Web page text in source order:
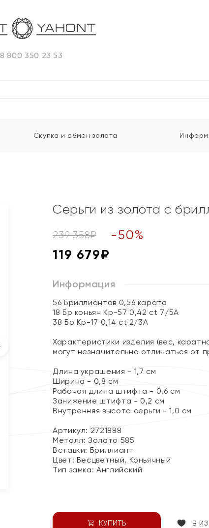
8 800 350 23 53
Скупка и обмен золота
Серьги из золота с
239 358₽ -50%
119 679₽
Информация
56 Бриллиантов 0,56 карата
18 Бр коньяч Кр-57 0,42 ct 7/5А
38 Бр Кр-17 0,14 ct 2/3А
Характеристики изделия (вес,
могут незначительно отличаться от
Длина украшения - 1,7 см
Ширина - 0,8 см
Рабочая длина штифта - 0,6 см
Занижение штифта - 0,2 см
Внутренняя высота серьги - 1,0 см
Артикул: 2721888
Металл:Золото 585
Вставки: Бриллиант
Цвет: Бесцветный, Коньячный
Тип замка:Английский
КУПИТЬ В